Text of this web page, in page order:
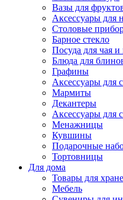
Вазы для
Аксессуары для
Столовые
Барное стекло
Посуда для чая и
Блюда для
Графины
Аксессуары для
Мармиты
Декантеры
Аксессуары для
Менажницы
Кувшины
Подарочные
Тортовницы
Для дома
Товары для
Мебель